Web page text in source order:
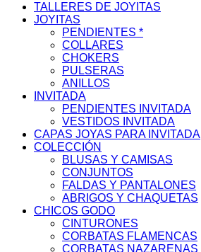
TALLERES DE JOYITAS
JOYITAS
PENDIENTES *
COLLARES
CHOKERS
PULSERAS
ANILLOS
INVITADA
PENDIENTES INVITADA
VESTIDOS INVITADA
CAPAS JOYAS PARA INVITADA
COLECCIÓN
BLUSAS Y CAMISAS
CONJUNTOS
FALDAS Y PANTALONES
ABRIGOS Y CHAQUETAS
CHICOS GODO
CINTURONES
CORBATAS FLAMENCAS
CORBATAS NAZARENAS